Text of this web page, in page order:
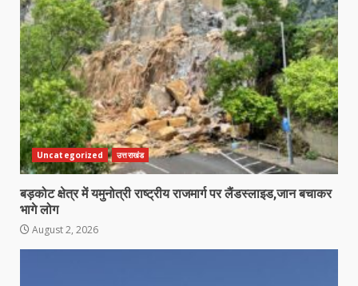
Uncategorized उत्तराखंड
बड़कोट क्षेत्र में यमुनोत्री राष्ट्रीय राजमार्ग पर लैंडस्लाइड,जान बचाकर
भागे लोग
August 2, 2026